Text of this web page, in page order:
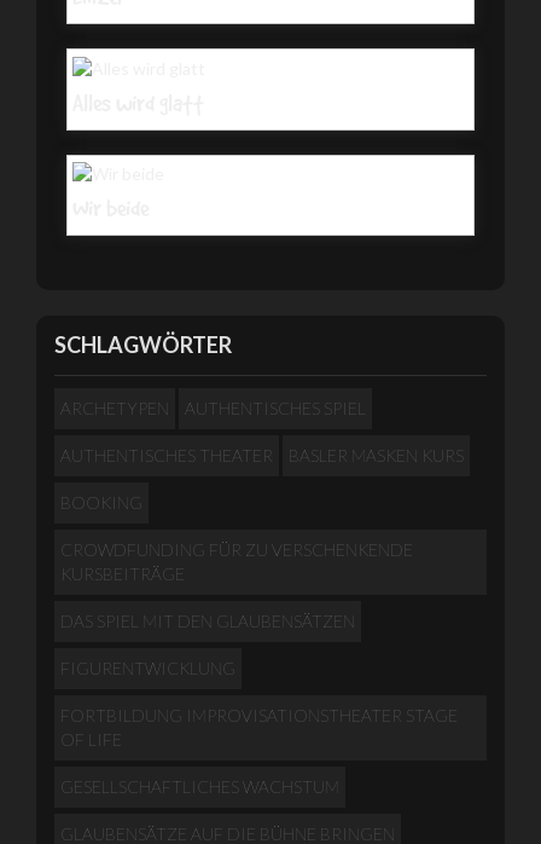
SCHLAGWÖRTER
ARCHETYPEN AUTHENTISCHES SPIEL
AUTHENTISCHES THEATER BASLER MASKEN KURS
BOOKING
CROWDFUNDING FÜR ZU VERSCHENKENDE
KURSBEITRÄGE
DAS SPIEL MIT DEN GLAUBENSÄTZEN
FIGURENTWICKLUNG
FORTBILDUNG IMPROVISATIONSTHEATER STAGE
OF LIFE
GESELLSCHAFTLICHES WACHSTUM
GLAUBENSÄTZE AUF DIE BÜHNE BRINGEN